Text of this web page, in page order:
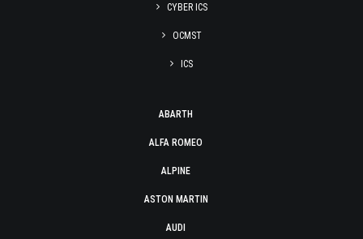
CYBER ICS
OCMST
ICS
ABARTH
ALFA ROMEO
ALPINE
ASTON MARTIN
AUDI